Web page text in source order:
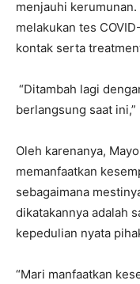
menjauhi
melakukan tes
kontak serta
“Ditambah lagi
berlangsung saat
Oleh karenanya,
memanfaatkan
sebagaimana
dikatakannya adalah
kepedulian nyata
“Mari manfaatkan